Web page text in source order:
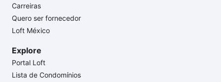
Carreiras
Quero ser fornecedor
Loft México
Explore
Portal Loft
Lista de Condomínios